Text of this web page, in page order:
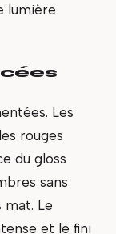
lumière
Les
rouges
du gloss
sans
mat. Le
et le fini